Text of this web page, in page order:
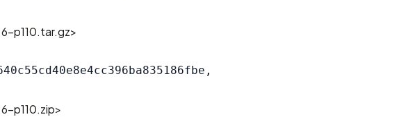
p110.tar.gz>
p110.zip>